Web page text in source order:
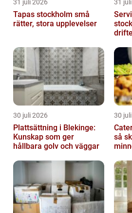
31 juli 2026
Tapas stockholm små
rätter, stora upplevelser
31
stockholm
30 juli 2026
Plattsättning i Blekinge:
Kunskap som ger
hållbara golv och väggar
30
så